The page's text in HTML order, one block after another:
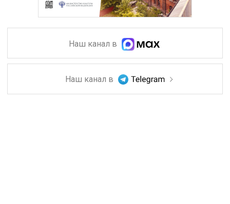
Наш канал в
Наш канал в